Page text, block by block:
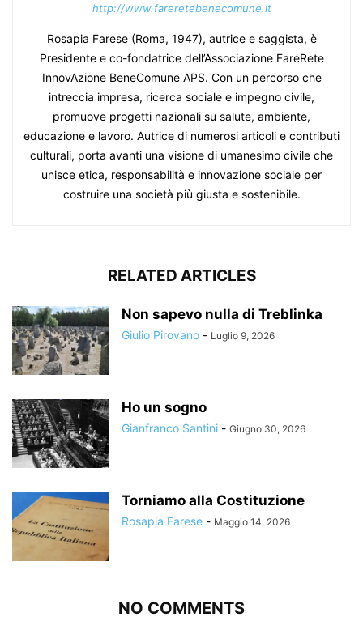
http://www.fareretebenecomune.it
Rosapia Farese (Roma, 1947), autrice e saggista, è
Presidente e co-fondatrice dell’Associazione FareRete
InnovAzione BeneComune APS. Con un percorso che
intreccia impresa, ricerca sociale e impegno civile,
promuove progetti nazionali su salute, ambiente,
educazione e lavoro. Autrice di numerosi articoli e contributi
culturali, porta avanti una visione di umanesimo civile che
unisce etica, responsabilità e innovazione sociale per
costruire una società più giusta e sostenibile.
RELATED ARTICLES
Non sapevo nulla di Treblinka
Giulio Pirovano - Luglio 9, 2026
Ho un sogno
Gianfranco Santini - Giugno 30, 2026
Torniamo alla Costituzione
Rosapia Farese - Maggio 14, 2026
NO COMMENTS